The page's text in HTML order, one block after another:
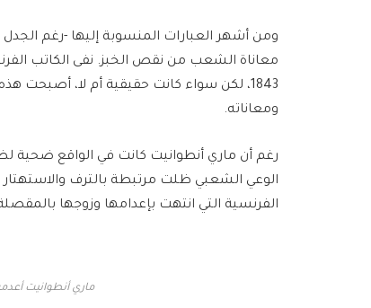
ومن أشهر العبارات المنسوبة إليها -رغم
معاناة الشعب من نقص الخبز. نفى الكاتب
1843، لكن سواء كانت حقيقية أم لا، أصبحت
ومعاناته.
رغم أن ماري أنطوانيت كانت في الواقع ضحية
الوعي الشعبي ظلت مرتبطة بالترف والاستهتار
الفرنسية التي انتهت بإعدامها وزوجها
ماري أنطوانيت أعدمت في 16 أكتوبر/تشرين